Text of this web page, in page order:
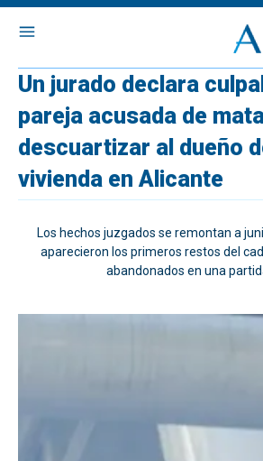
Un jurado declara
pareja acusada de
descuartizar al dueño
vivienda en Alicante
Los hechos juzgados se remontan a
aparecieron los primeros restos del
abandonados en una